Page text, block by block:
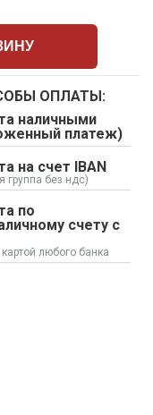
ОПЛАТЫ:
наличными
платеж)
на счет IBAN
группа без ндс)
по
счету с
любого банка